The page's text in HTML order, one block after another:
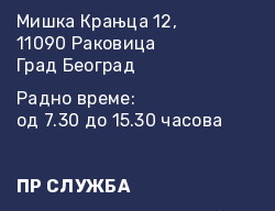
Мишка Крањца 12,
11090 Раковица
Град Београд
Радно време:
од 7.30 до 15.30 часова
ПР СЛУЖБА